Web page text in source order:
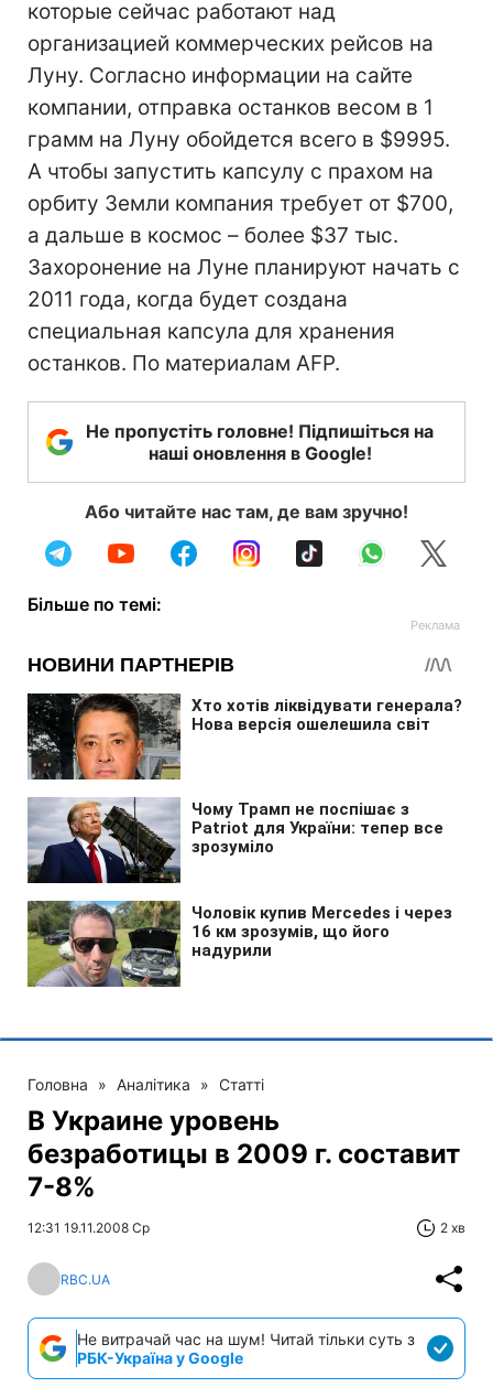
которые сейчас работают над
организацией коммерческих рейсов на
Луну. Согласно информации на сайте
компании, отправка останков весом в 1
грамм на Луну обойдется всего в $9995.
А чтобы запустить капсулу с прахом на
орбиту Земли компания требует от $700,
а дальше в космос – более $37 тыс.
Захоронение на Луне планируют начать с
2011 года, когда будет создана
специальная капсула для хранения
останков. По материалам AFP.
Не пропустіть головне! Підпишіться на
наші оновлення в Google!
Або читайте нас там, де вам зручно!
Більше по темі:
Головна » Аналітика » Статті
В Украине уровень
безработицы в 2009 г. составит
7-8%
12:31 19.11.2008 Ср 2 хв
RBC.UA
Не витрачай час на шум! Читай тільки суть з
РБК-Україна у Google